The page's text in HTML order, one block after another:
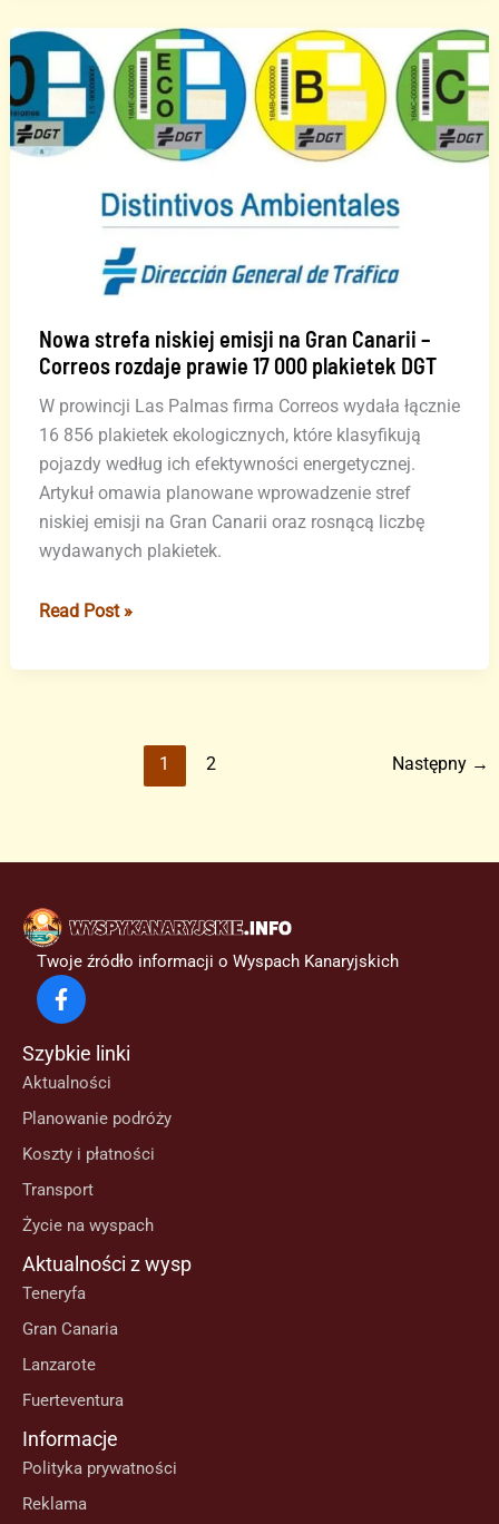
Wyspach
Kanaryjskich
zwiększyły
liczbę
pasażerów
Nowa strefa niskiej emisji na Gran Canarii –
Correos rozdaje prawie 17 000 plakietek DGT
W prowincji Las Palmas firma Correos wydała łącznie
16 856 plakietek ekologicznych, które klasyfikują
pojazdy według ich efektywności energetycznej.
Artykuł omawia planowane wprowadzenie stref
niskiej emisji na Gran Canarii oraz rosnącą liczbę
wydawanych plakietek.
Nowa
niskiej
17
000
plakietek
DGT
Read Post »
1 2 Następny →
Twoje źródło informacji o Wyspach Kanaryjskich
Szybkie linki
Aktualności
Planowanie podróży
Koszty i płatności
Transport
Życie na wyspach
Aktualności z wysp
Teneryfa
Gran Canaria
Lanzarote
Fuerteventura
Informacje
Polityka prywatności
Reklama